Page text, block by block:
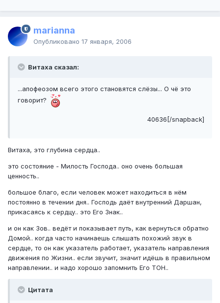
marianna
Опубликовано 17 января, 2006
Витаха сказал:
...апофеозом всего этого становятся слёзы... О чё это
говорит?
40636[/snapback]
Витаха, это глубина сердца..
это состояние - Милость Господа.. оно очень большая
ценность..
большое благо, если человек может находиться в нём
постоянно в течении дня.. Господь даёт внутренний Даршан,
прикасаясь к сердцу.. это Его Знак..
и он как Зов.. ведёт и показывает путь, как вернуться обратно
Домой.. когда часто начинаешь слышать похожий звук в
сердце, то он как указатель работает, указатель направления
движения по Жизни.. если звучит, значит идёшь в правильном
направлении.. и надо хорошо запомнить Его ТОН..
Цитата